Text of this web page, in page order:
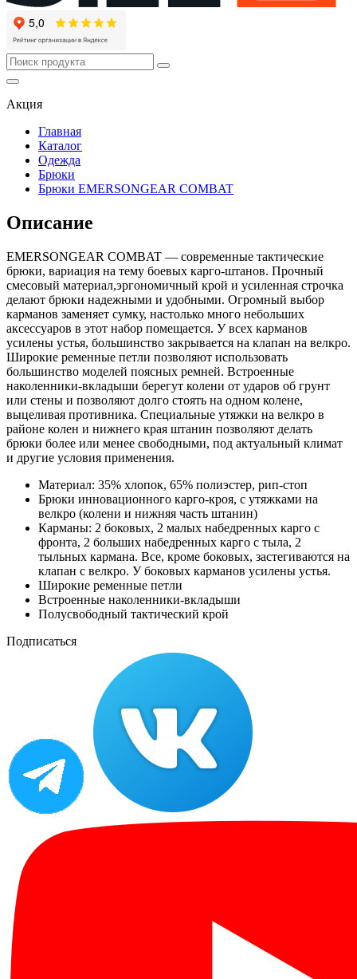
Акция
Главная
Каталог
Одежда
Брюки
Брюки EMERSONGEAR COMBAT
Описание
EMERSONGEAR COMBAT — современные тактические
брюки, вариация на тему боевых карго-штанов. Прочный
смесовый материал,эргономичный крой и усиленная строчка
делают брюки надежными и удобными. Огромный выбор
карманов заменяет сумку, настолько много небольших
аксессуаров в этот набор помещается. У всех карманов
усилены устья, большинство закрывается на клапан на велкро.
Широкие ременные петли позволяют использовать
большинство моделей поясных ремней. Встроенные
наколенники-вкладыши берегут колени от ударов об грунт
или стены и позволяют долго стоять на одном колене,
выцеливая противника. Специальные утяжки на велкро в
районе колен и нижнего края штанин позволяют делать
брюки более или менее свободными, под актуальный климат
и другие условия применения.
Материал: 35% хлопок, 65% полиэстер, рип-стоп
Брюки инновационного карго-кроя, с утяжками на
велкро (колени и нижняя часть штанин)
Карманы: 2 боковых, 2 малых набедренных карго с
фронта, 2 больших набедренных карго с тыла, 2
тыльных кармана. Все, кроме боковых, застегиваются на
клапан с велкро. У боковых карманов усилены устья.
Широкие ременные петли
Встроенные наколенники-вкладыши
Полусвободный тактический крой
Подписаться